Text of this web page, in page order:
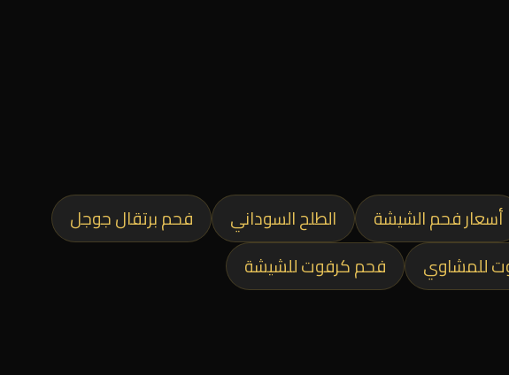
أسعار فحم الشيشة الطلح السوداني
فحم برتقال جوجل
للمشاوي فحم كرفوت للشيشة